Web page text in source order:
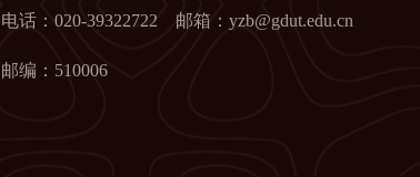
电话：020-39322722 邮箱：yzb@gdut.edu.cn
邮编：510006